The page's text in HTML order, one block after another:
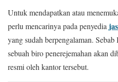
Untuk mendapatkan atau
perlu mencarinya pada penyedia
yang sudah berpengalaman.
sebuah biro penerejemahan akan
resmi oleh kantor tersebut.